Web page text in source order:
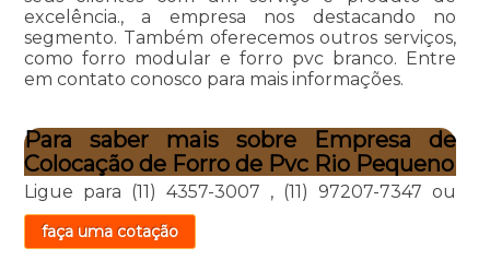
excelência., a empresa nos destacando no
segmento. Também oferecemos outros serviços,
como forro modular e forro pvc branco. Entre
em contato conosco para mais informações.
Para saber mais sobre Empresa de
Colocação de Forro de Pvc Rio Pequeno
Ligue para (11) 4357-3007 , (11) 97207-7347 ou
faça uma cotação